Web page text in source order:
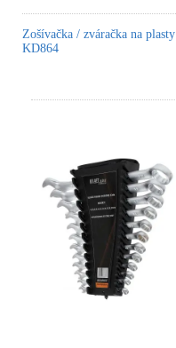
Zošívačka / zváračka na plasty
KD864